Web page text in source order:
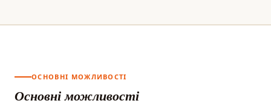
ОСНОВНІ МОЖЛИВОСТІ
Основні можливості